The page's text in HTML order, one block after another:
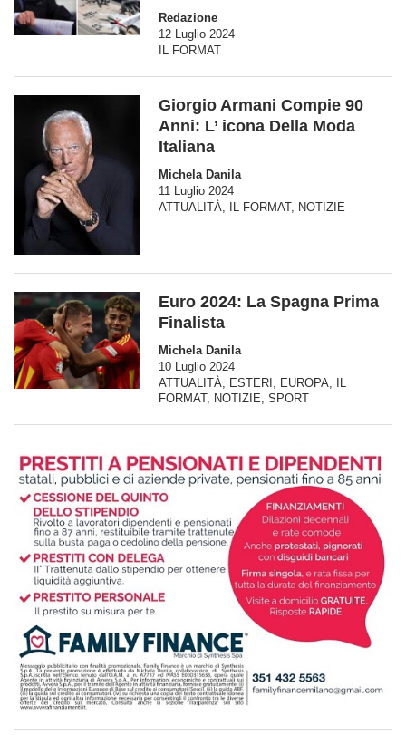
Redazione
12 Luglio 2024
IL FORMAT
Giorgio Armani Compie 90
Anni: L’ icona Della Moda
Italiana
Michela Danila
11 Luglio 2024
ATTUALITÀ, IL FORMAT, NOTIZIE
Euro 2024: La Spagna Prima
Finalista
Michela Danila
10 Luglio 2024
ATTUALITÀ
ESTERI EUROPA
FORMAT, NOTIZIE SPORT